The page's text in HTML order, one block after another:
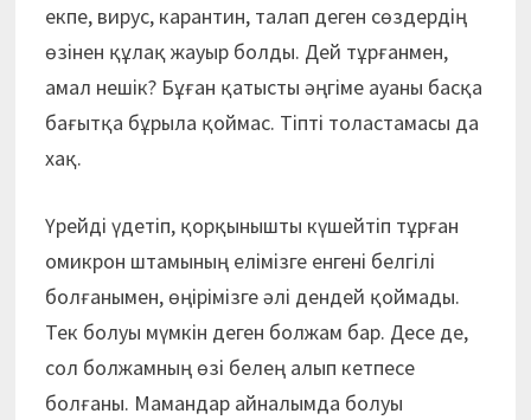
екпе, вирус, карантин, талап деген сөздердің
өзінен құлақ жауыр болды. Дей тұрғанмен,
амал нешік? Бұған қатысты әңгіме ауаны басқа
бағытқа бұрыла қоймас. Тіпті толастамасы да
хақ.
Үрейді үдетіп, қорқынышты күшейтіп тұрған
омикрон штамының елімізге енгені белгілі
болғанымен, өңірімізге әлі дендей қоймады.
Тек болуы мүмкін деген болжам бар. Десе де,
сол болжамның өзі белең алып кетпесе
болғаны. Мамандар айналымда болуы